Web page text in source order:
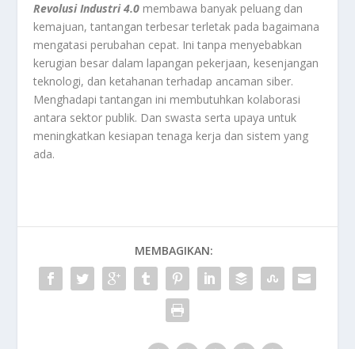
Revolusi Industri 4.0 membawa banyak peluang dan
kemajuan, tantangan terbesar terletak pada bagaimana
mengatasi perubahan cepat. Ini tanpa menyebabkan
kerugian besar dalam lapangan pekerjaan, kesenjangan
teknologi, dan ketahanan terhadap ancaman siber.
Menghadapi tantangan ini membutuhkan kolaborasi
antara sektor publik. Dan swasta serta upaya untuk
meningkatkan kesiapan tenaga kerja dan sistem yang
ada.
MEMBAGIKAN: